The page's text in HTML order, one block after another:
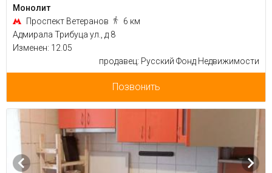
Монолит
Проспект Ветеранов
6 км
Адмирала Трибуца ул., д 8
Изменен: 12.05
продавец: Русский Фонд Недвижимости
Позвонить